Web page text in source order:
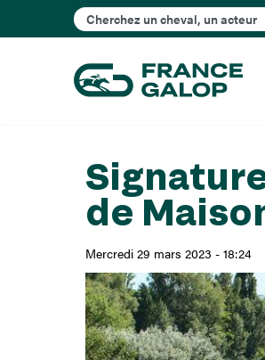
Rechercher
de
Mercredi 29 mars 2023 - 18:24